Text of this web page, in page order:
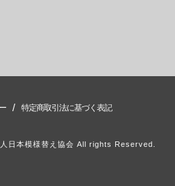
/ 特定商取引法に基づく表記
日本模様替え協会 All rights Reserved.